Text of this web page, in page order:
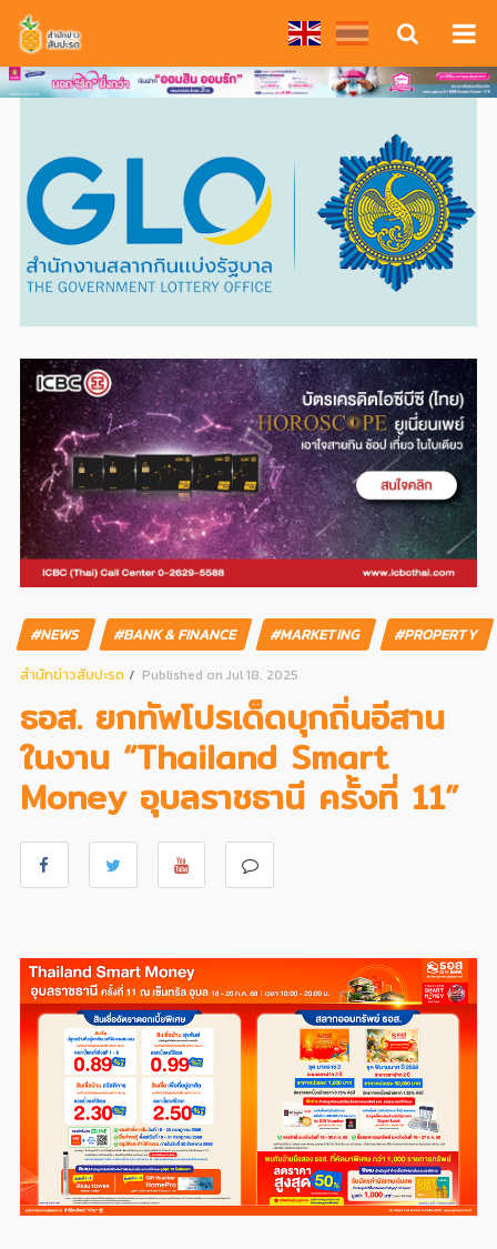
#NEWS #BANK & FINANCE #MARKETING
#PROPERTY
สํานักข่าวสับปะรด
Published on Jul 18, 2025
ธอส. ยกทัพโปรเด็ดบุกถิ่นอีสาน
ในงาน “Thailand Smart
Money อุบลราชธานี ครั้งที่ 11”